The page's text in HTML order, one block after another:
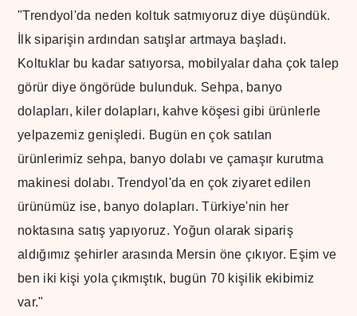
"Trendyol'da neden koltuk satmıyoruz diye düşündük.
İlk siparişin ardından satışlar artmaya başladı.
Koltuklar bu kadar satıyorsa, mobilyalar daha çok talep
görür diye öngörüde bulunduk. Sehpa, banyo
dolapları, kiler dolapları, kahve köşesi gibi ürünlerle
yelpazemiz genişledi. Bugün en çok satılan
ürünlerimiz sehpa, banyo dolabı ve çamaşır kurutma
makinesi dolabı. Trendyol'da en çok ziyaret edilen
ürünümüz ise, banyo dolapları. Türkiye'nin her
noktasına satış yapıyoruz. Yoğun olarak sipariş
aldığımız şehirler arasında Mersin öne çıkıyor. Eşim ve
ben iki kişi yola çıkmıştık, bugün 70 kişilik ekibimiz
var."